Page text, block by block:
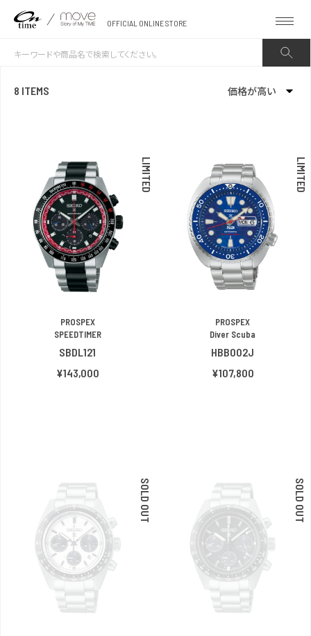
OFFICIAL ONLINE STORE
8 ITEMS 価格が高い
価格が安い
価格が高い
お気に入り登録数
LIMITED
PROSPEX
SPEEDTIMER
SBDL121
¥143,000
LIMITED
PROSPEX
Diver Scuba
HBB002J
¥107,800
SOLD OUT SOLD OUT